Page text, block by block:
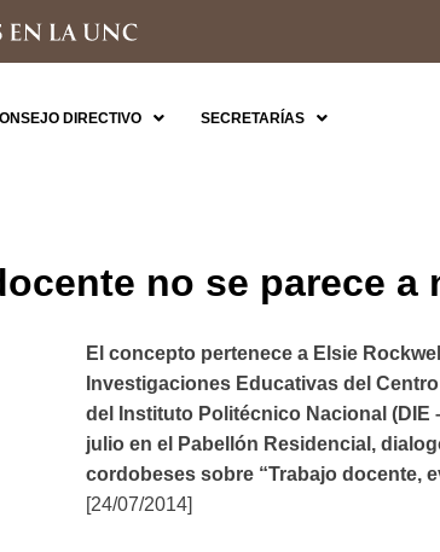
DIRECTIVO SECRETARÍAS
no se parece a
El concepto pertenece a Elsie
Investigaciones Educativas del
del Instituto Politécnico Nacional (DIE
julio en el Pabellón Residencial,
cordobeses sobre “Trabajo docente,
[24/07/2014]